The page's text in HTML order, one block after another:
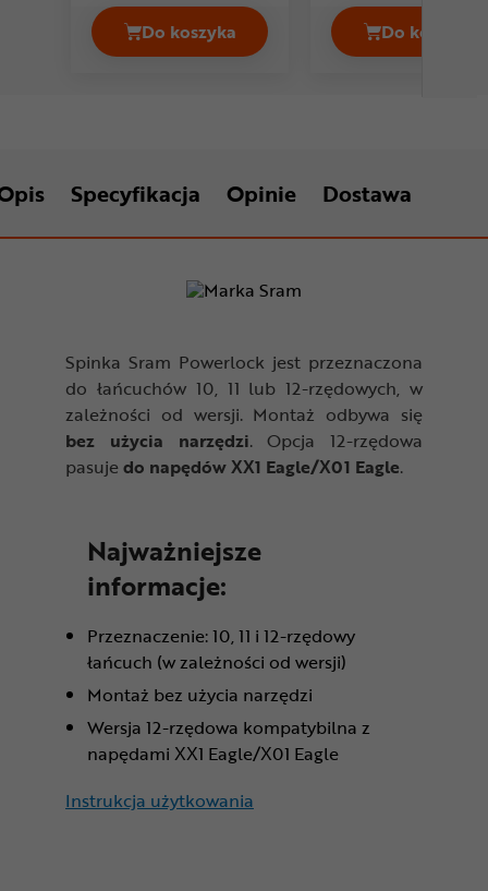
Do koszyka
Spinka do łańcucha SRAMDo koszyka
Spinka
Specyfikacja Opinie Dostawa
Spinka Sram Powerlock jest przeznaczona
do łańcuchów 10, 11 lub 12-rzędowych, w
zależności od wersji. Montaż odbywa się
bez użycia narzędzi. Opcja 12-rzędowa
pasuje do napędów XX1 Eagle/X01 Eagle.
Najważniejsze
informacje:
Przeznaczenie: 10, 11 i 12-rzędowy
łańcuch (w zależności od wersji)
Montaż bez użycia narzędzi
Wersja 12-rzędowa kompatybilna z
napędami XX1 Eagle/X01 Eagle
Instrukcja użytkowania